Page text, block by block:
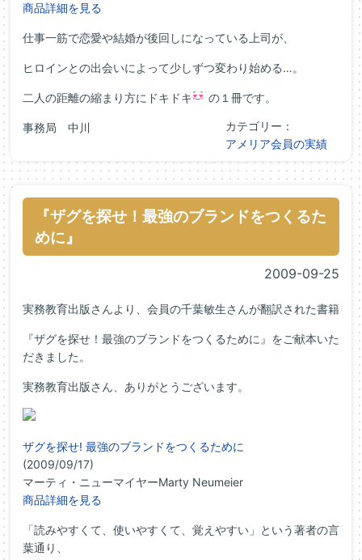
商品詳細を見る
仕事一筋で恋愛や結婚が後回しになっている上司が、
ヒロインとの出会いによって少しずつ変わり始める…。
二人の距離の縮まり方にドキドキ の１冊です。
事務局 中川
カテゴリー：
アメリア会員の実績
『ザグを探せ！最強のブランドをつくるた
めに』
2009-09-25
実務教育出版さんより、会員の千葉敏生さんが翻訳された書籍
『ザグを探せ！最強のブランドをつくるために』をご献本いた
だきました。
実務教育出版さん、ありがとうございます。
ザグを探せ! 最強のブランドをつくるために
(2009/09/17)
マーティ・ニューマイヤーMarty Neumeier
商品詳細を見る
「読みやすくて、使いやすくて、覚えやすい」という著者の言
葉通り、